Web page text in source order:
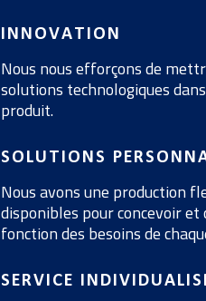
INNOVATION
Nous nous efforçons de
solutions technologiques
produit.
SOLUTIONS
Nous avons une production
disponibles pour concevoir
fonction des besoins de
SERVICE